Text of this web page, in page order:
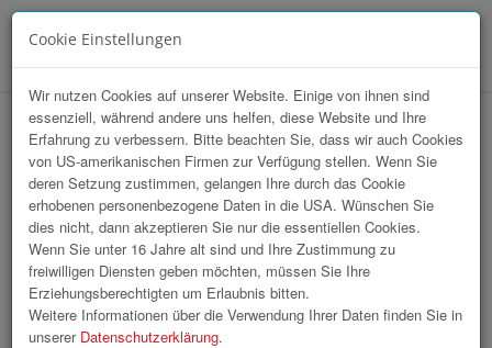
WOHNPOINT Urfahr - Alfons Haider
kocht !
387 Bilder
Cookie Einstellungen
Wir nutzen Cookies auf unserer Website. Einige von ihnen sind
essenziell, während andere uns helfen, diese Website und Ihre
Erfahrung zu verbessern. Bitte beachten Sie, dass wir auch Cookies
von US-amerikanischen Firmen zur Verfügung stellen. Wenn Sie
deren Setzung zustimmen, gelangen Ihre durch das Cookie
erhobenen personenbezogene Daten in die USA. Wünschen Sie
dies nicht, dann akzeptieren Sie nur die essentiellen Cookies.
Wenn Sie unter 16 Jahre alt sind und Ihre Zustimmung zu
freiwilligen Diensten geben möchten, müssen Sie Ihre
Erziehungsberechtigten um Erlaubnis bitten.
Weitere Informationen über die Verwendung Ihrer Daten finden Sie in
unserer Datenschutzerklärung.